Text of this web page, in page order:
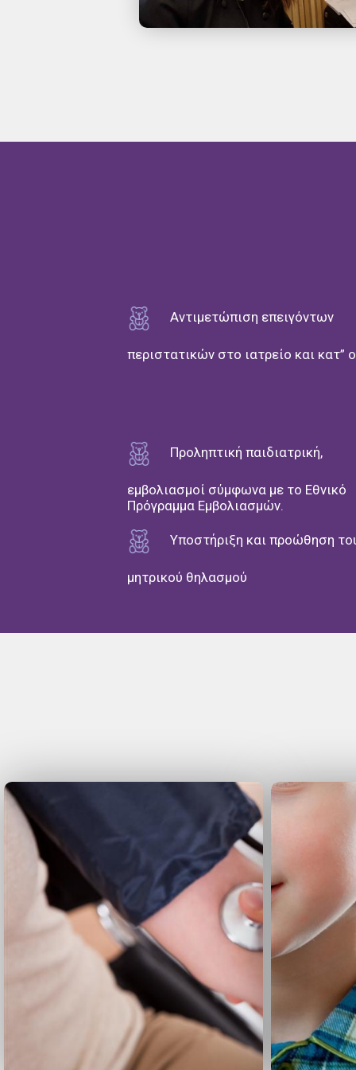
Αντιμετώπιση επειγόντων
περιστατικών στο ιατρείο και κατ”
Προληπτική παιδιατρική,
εμβολιασμοί σύμφωνα με το Εθνικό
Πρόγραμμα Εμβολιασμών.
Υποστήριξη και προώθηση
μητρικού θηλασμού